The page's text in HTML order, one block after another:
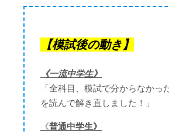
【模試後の動き】
《一流中学生》
「全科目、模試で分からなかっ
を読んで解き直しました！」
《普通中学生》